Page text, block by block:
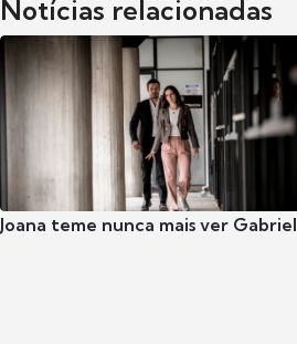
Notícias relacionadas
Joana teme nunca mais ver Gabriel